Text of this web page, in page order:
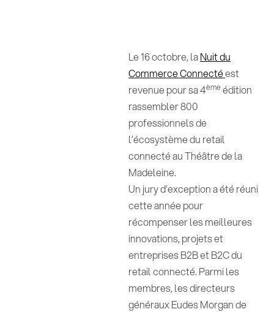
Le 16 octobre, laNuit du
Commerce Connectéest
revenue pour sa 4ème édition
rassembler 800
professionnels de
l’écosystème du retail
connecté au Théâtre de la
Madeleine.
Un jury d’exception a été réuni
cette année pour
récompenser les meilleures
innovations, projets et
entreprises B2B et B2C du
retail connecté. Parmi les
membres, les directeurs
généraux Eudes Morgan de